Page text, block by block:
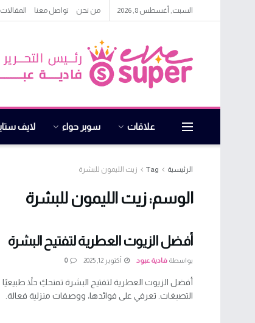
السبت, أغسطس 8, 2026 من نحن تواصل معنا المقالات
علاقات سوبر حواء لايف
الرئيسية Tag زيت الليمون للبشرة
الوسم:زيت الليمون للبشرة
أفضل الزيوت العطرية لتفتيح البشرة
بواسطة فادية عبود أكتوبر 12, 2025 0
أفضل الزيوت العطرية لتفتيح البشرة تمنحكِ حلاً طبيعيًا
التصبغات. تعرفي على فوائدها، ووصفات منزلية فعالة.